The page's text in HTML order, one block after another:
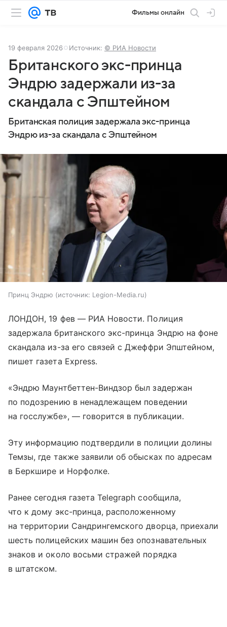
Фильмы онлайн
19 февраля 2026 Источник: © РИА Новости
Британского экс-принца
Эндрю задержали из-за
скандала с Эпштейном
Британская полиция задержала экс-принца
Эндрю из-за скандала с Эпштейном
Принц Эндрю источник: Legion-Media.ru
ЛОНДОН, 19 фев — РИА Новости. Полиция
задержала британского экс-принца Эндрю на фоне
скандала из-за его связей с Джеффри Эпштейном,
пишет газета Express.
«Эндрю Маунтбеттен-Виндзор был задержан
по подозрению в ненадлежащем поведении
на госслужбе», — говорится в публикации.
Эту информацию подтвердили в полиции долины
Темзы, где также заявили об обысках по адресам
в Беркшире и Норфолке.
Ранее сегодня газета Telegraph сообщила,
что к дому экс-принца, расположенному
на территории Сандрингемского дворца, приехали
шесть полицейских машин без опознавательных
знаков и около восьми стражей порядка
в штатском.